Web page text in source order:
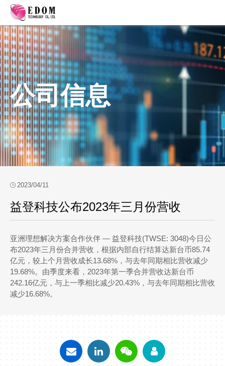
公司信息
2023/04/11
益登科技公布2023年三月份营收
亚洲理想解决方案合作伙伴 ― 益登科技(TWSE: 3048)今日公
布2023年三月份合并营收，根据内部自行结算达新台币85.74
亿元，较上个月营收成长13.68%，与去年同期相比营收减少
19.68%。由季度来看，2023年第一季合并营收达新台币
242.16亿元，与上一季相比减少20.43%，与去年同期相比营收
减少16.68%。